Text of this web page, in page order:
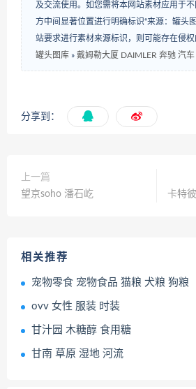
及交流使用。如您需将本网站素材应用于
方中间显著位置进行明确标识“来源：罐头
站要求进行素材来源标识，则可能存在侵权
罐头图库 » 戴姆勒大厦 DAIMLER 奔驰 汽车
分享到：
上一篇
望京soho 潘石屹
卡特
相关推荐
宠物零食 宠物食品 猫粮 犬粮 狗粮
ovv 女性 服装 时装
甘汁园 木糖醇 食用糖
甘南 草原 湿地 河流